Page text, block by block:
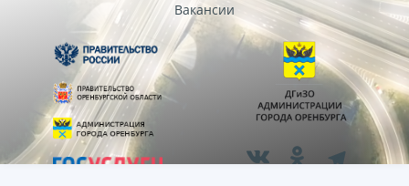
Вакансии